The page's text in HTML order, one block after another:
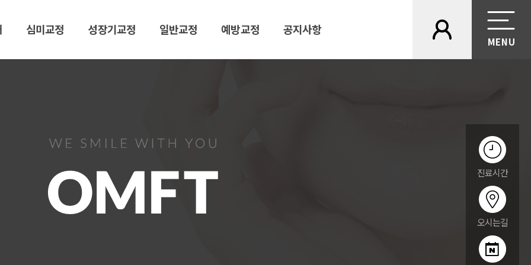
심미교정 성장기교정 일반교정 예방교정 공지사항
진료시간
오시는길